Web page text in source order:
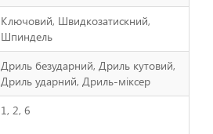
Ключовий, Швидкозатискний,
Шпиндель
Дриль безударний, Дриль кутовий,
Дриль ударний, Дриль-міксер
1, 2, 6